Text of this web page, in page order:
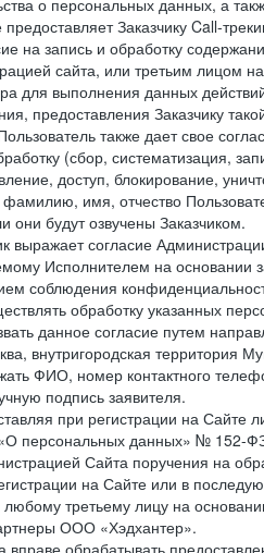
о персональных данных, а
Заказчику Call-
на запись и обработку
сайта, или третьим лицом
для выполнения данных
предоставления Заказчику
также дает свое
(сбор, систематизация,
доступ, блокирование,
имя, отчество
они будут озвучены Заказчиком.
выражает согласие
Исполнителем на основании
соблюдения
обработку указанных
данное согласие путем
внутригородская территория
ФИО, номер контактного
подпись заявителя.
при регистрации на
персональных данных» № 152-
Сайта поручения на
на Сайте или в
третьему лицу на
ООО «Хэдхантер».
вправе обрабатывать